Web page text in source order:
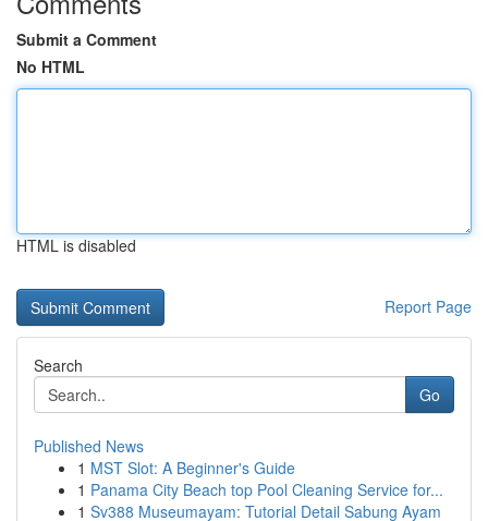
Submit a Comment
No HTML
HTML is disabled
Report Page
Search
Go
Published News
1 MST Slot: A Beginner's Guide
1 Panama City Beach top Pool Cleaning Service for...
1 Sv388 Museumayam: Tutorial Detail Sabung Ayam